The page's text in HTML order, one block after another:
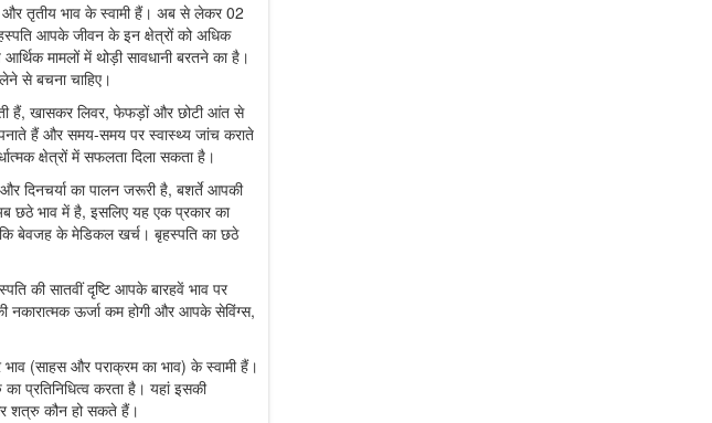
तृतीय भाव के स्वामी हैं। अब से लेकर 02
आपके जीवन के इन क्षेत्रों को अधिक
मामलों में थोड़ी सावधानी बरतने का है।
से बचना चाहिए।
हैं, खासकर लिवर, फेफड़ों और छोटी आंत से
हैं और समय-समय पर स्वास्थ्य जांच कराते
क्षेत्रों में सफलता दिला सकता है।
दिनचर्या का पालन जरूरी है, बशर्ते आपकी
भाव में है, इसलिए यह एक प्रकार का
बेवजह के मेडिकल खर्च। बृहस्पति का छठे
की सातवीं दृष्टि आपके बारहवें भाव पर
नकारात्मक ऊर्जा कम होगी और आपके सेविंग्स,
(साहस और पराक्रम का भाव) के स्वामी हैं।
प्रतिनिधित्व करता है। यहां इसकी
शत्रु कौन हो सकते हैं।